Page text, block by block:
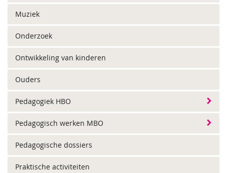
Muziek
Onderzoek
Ontwikkeling van kinderen
Ouders
Pedagogiek HBO
Pedagogisch werken MBO
Pedagogische dossiers
Praktische activiteiten